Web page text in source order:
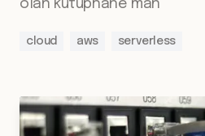
olan kütüphane man
cloud aws serverless